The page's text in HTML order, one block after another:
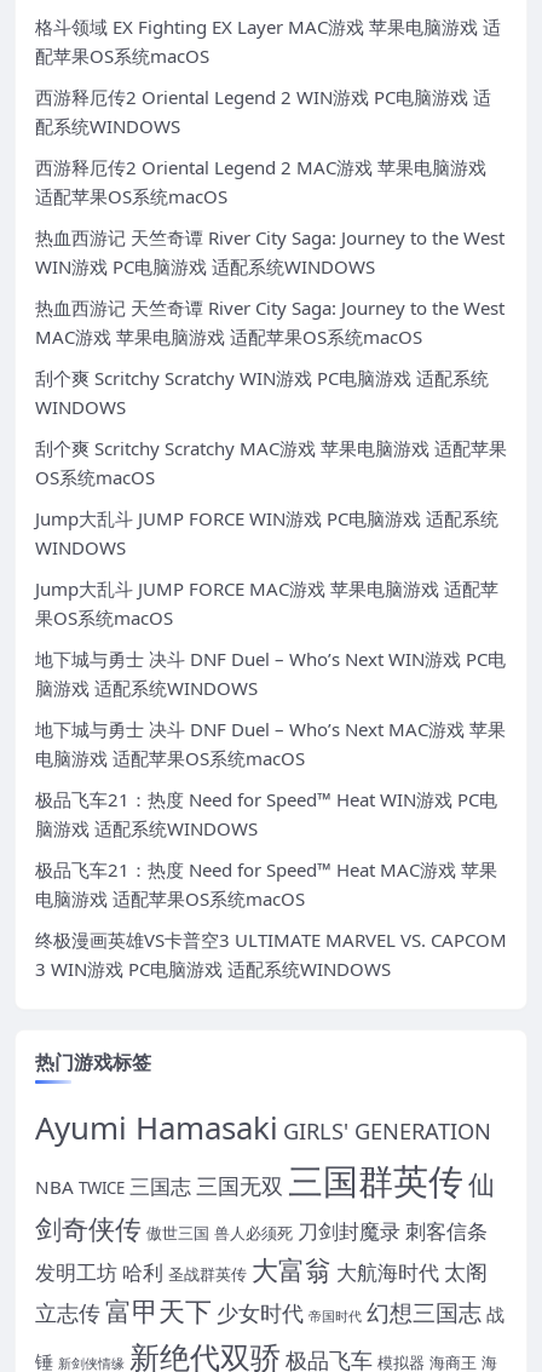
格斗领域 EX Fighting EX Layer MAC游戏 苹果电脑游戏 适
配苹果OS系统macOS
西游释厄传2 Oriental Legend 2 WIN游戏 PC电脑游戏 适
配系统WINDOWS
西游释厄传2 Oriental Legend 2 MAC游戏 苹果电脑游戏
适配苹果OS系统macOS
热血西游记 天竺奇谭 River City Saga: Journey to the West
WIN游戏 PC电脑游戏 适配系统WINDOWS
热血西游记 天竺奇谭 River City Saga: Journey to the West
MAC游戏 苹果电脑游戏 适配苹果OS系统macOS
刮个爽 Scritchy Scratchy WIN游戏 PC电脑游戏 适配系统
WINDOWS
刮个爽 Scritchy Scratchy MAC游戏 苹果电脑游戏 适配苹果
OS系统macOS
Jump大乱斗 JUMP FORCE WIN游戏 PC电脑游戏 适配系统
WINDOWS
Jump大乱斗 JUMP FORCE MAC游戏 苹果电脑游戏 适配苹
果OS系统macOS
地下城与勇士 决斗 DNF Duel – Who’s Next WIN游戏 PC电
脑游戏 适配系统WINDOWS
地下城与勇士 决斗 DNF Duel – Who’s Next MAC游戏 苹果
电脑游戏 适配苹果OS系统macOS
极品飞车21：热度 Need for Speed™ Heat WIN游戏 PC电
脑游戏 适配系统WINDOWS
极品飞车21：热度 Need for Speed™ Heat MAC游戏 苹果
电脑游戏 适配苹果OS系统macOS
终极漫画英雄VS卡普空3 ULTIMATE MARVEL VS. CAPCOM
3 WIN游戏 PC电脑游戏 适配系统WINDOWS
热门游戏标签
Ayumi Hamasaki GIRLS' GENERATION
NBA TWICE 三国志三国无双 三国群英传仙
剑奇侠传 傲世三国 兽人必须死 刀剑封魔录刺客信条
发明工坊 哈利 圣战群英传 大富翁 大航海时代 太阁
立志传富甲天下 少女时代 帝国时代 幻想三国志 战
锤 新剑侠情缘 新绝代双骄 极品飞车 模拟器 海商王 海